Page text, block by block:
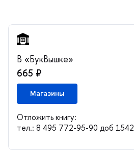
«БукВышке»
665 ₽
Магазины
Отложить книгу:
тел.: 8 495 772-95-90 доб